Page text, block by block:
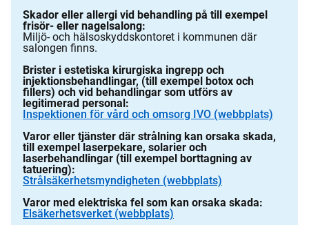
Skador eller allergi vid behandling på till exempel
frisör- eller nagelsalong:
Miljö- och hälsoskyddskontoret i kommunen där
salongen finns.
Brister i estetiska kirurgiska ingrepp och
injektionsbehandlingar, (till exempel botox och
fillers) och vid behandlingar som utförs av
legitimerad personal:
Inspektionen för vård och omsorg IVO (webbplats)
Varor eller tjänster där strålning kan orsaka skada,
till exempel laserpekare, solarier och
laserbehandlingar (till exempel borttagning av
tatuering):
Strålsäkerhetsmyndigheten (webbplats)
Varor med elektriska fel som kan orsaka skada:
Elsäkerhetsverket (webbplats)